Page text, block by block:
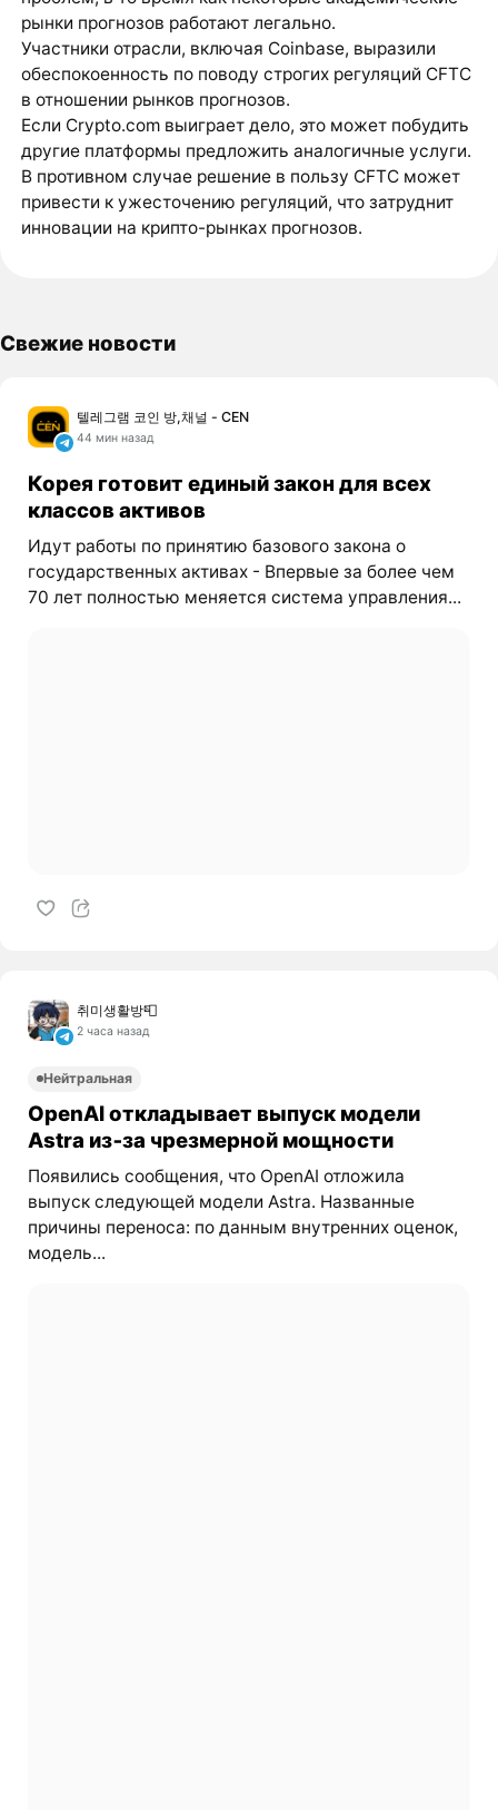
рынки прогнозов работают легально.
Участники отрасли, включая Coinbase, выразили
обеспокоенность по поводу строгих регуляций CFTC
в отношении рынков прогнозов.
Если Crypto.com выиграет дело, это может побудить
другие платформы предложить аналогичные услуги.
В противном случае решение в пользу CFTC может
привести к ужесточению регуляций, что затруднит
инновации на крипто-рынках прогнозов.
Свежие новости
텔레그램 코인 방,채널 - CEN
44 мин назад
Корея готовит единый закон для всех
классов активов
Идут работы по принятию базового закона о
государственных активах - Впервые за более чем
70 лет полностью меняется система управления...
취미생활방📮
2 часа назад
Нейтральная
OpenAI откладывает выпуск модели
Astra из‑за чрезмерной мощности
Появились сообщения, что OpenAI отложила
выпуск следующей модели Astra. Названные
причины переноса: по данным внутренних оценок,
модель...